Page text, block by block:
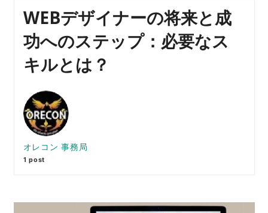
WEBデザイナーの将来と成
功へのステップ：必要なス
キルとは？
オレコン 事務局
1 post